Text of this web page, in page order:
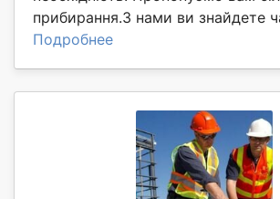
прибирання.З нами ви знайдете
Подробнее